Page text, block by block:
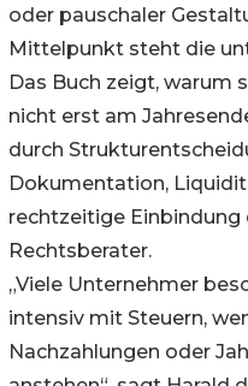
oder pauschaler
Mittelpunkt steht die
Das Buch zeigt, warum
nicht erst am
durch
Dokumentation,
rechtzeitige Einbindung
Rechtsberater.
„Viele Unternehmer
intensiv mit Steuern,
Nachzahlungen oder